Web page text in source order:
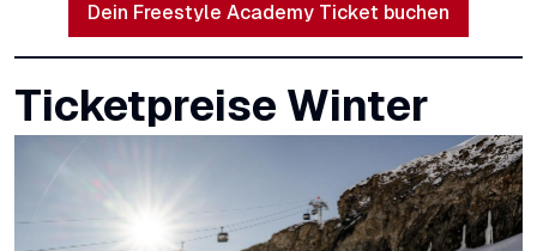
Dein Freestyle Academy Ticket buchen
Ticketpreise Winter